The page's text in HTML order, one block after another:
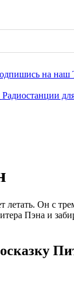
на наш
Радиостанции
Он с
Пэна и